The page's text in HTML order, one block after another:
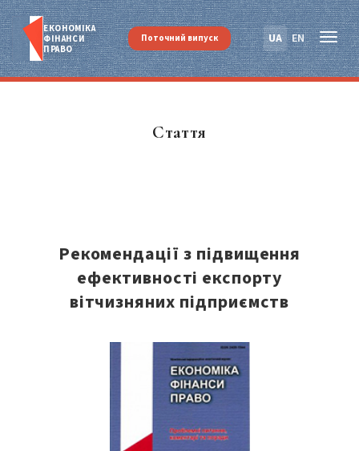
ЕКОНОМІКА
ФІНАНСИ
ПРАВО
UA EN
Поточний випуск
Стаття
Рекомендації з підвищення
ефективності експорту
вітчизняних підприємств